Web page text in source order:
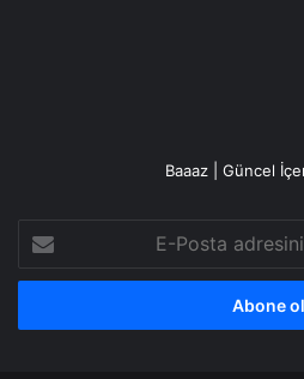
Baaaz | Güncel
Posta
adresinizi